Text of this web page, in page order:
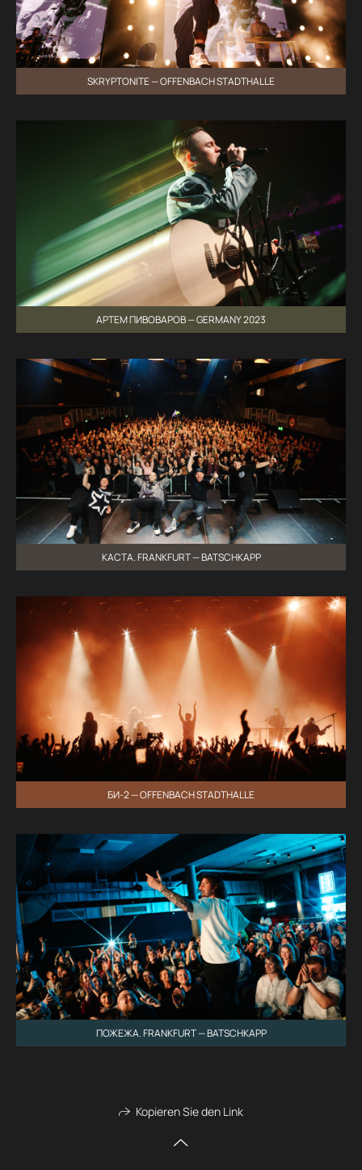
SKRYPTONITE — OFFENBACH STADTHALLE
АРТЕМ ПИВОВАРОВ — GERMANY 2023
КАСТА. FRANKFURT — BATSCHKAPP
БИ-2 — OFFENBACH STADTHALLE
ПОЖЕЖА. FRANKFURT — BATSCHKAPP
Kopieren Sie den Link